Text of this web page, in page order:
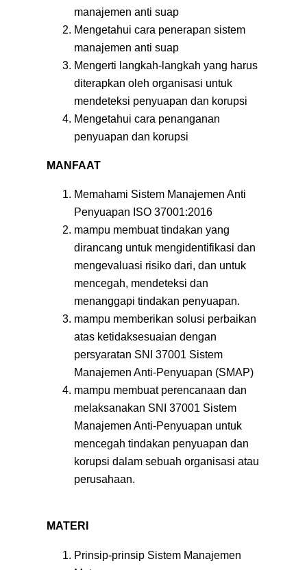
manajemen anti suap
Mengetahui cara penerapan sistem
manajemen anti suap
Mengerti langkah-langkah yang harus
diterapkan oleh organisasi untuk
mendeteksi penyuapan dan korupsi
Mengetahui cara penanganan
penyuapan dan korupsi
MANFAAT
Memahami Sistem Manajemen Anti
Penyuapan ISO 37001:2016
mampu membuat tindakan yang
dirancang untuk mengidentifikasi dan
mengevaluasi risiko dari, dan untuk
mencegah, mendeteksi dan
menanggapi tindakan penyuapan.
mampu memberikan solusi perbaikan
atas ketidaksesuaian dengan
persyaratan SNI 37001 Sistem
Manajemen Anti-Penyuapan (SMAP)
mampu membuat perencanaan dan
melaksanakan SNI 37001 Sistem
Manajemen Anti-Penyuapan untuk
mencegah tindakan penyuapan dan
korupsi dalam sebuah organisasi atau
perusahaan.
MATERI
Prinsip-prinsip Sistem Manajemen